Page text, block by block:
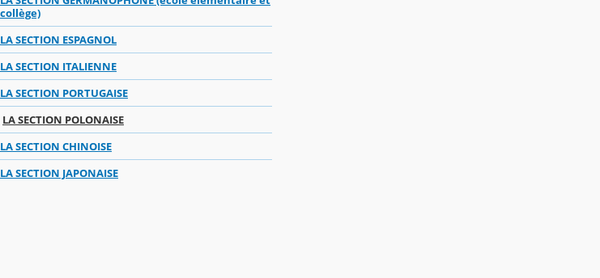
collège)
LA SECTION ESPAGNOL
LA SECTION ITALIENNE
LA SECTION PORTUGAISE
LA SECTION POLONAISE
LA SECTION CHINOISE
LA SECTION JAPONAISE